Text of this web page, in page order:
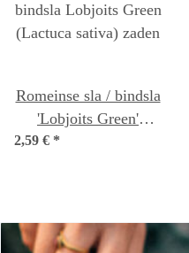
Romeinse sla / bindsla
'Lobjoits Green'
(Lactuca sativa) zaden
2,59 € *